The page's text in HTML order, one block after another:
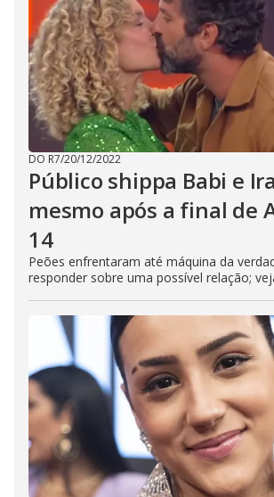
DO R7/20/12/2022
Público shippa Babi e
mesmo após a final de
14
Peões enfrentaram até máquina da
responder sobre uma possível relação;